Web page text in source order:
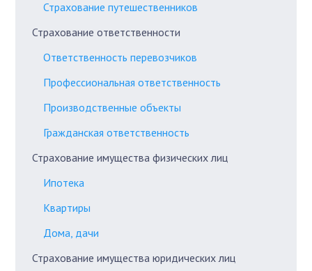
Страхование путешественников
Страхование ответственности
Ответственность перевозчиков
Профессиональная ответственность
Производственные объекты
Гражданская ответственность
Страхование имущества физических лиц
Ипотека
Квартиры
Дома, дачи
Страхование имущества юридических лиц